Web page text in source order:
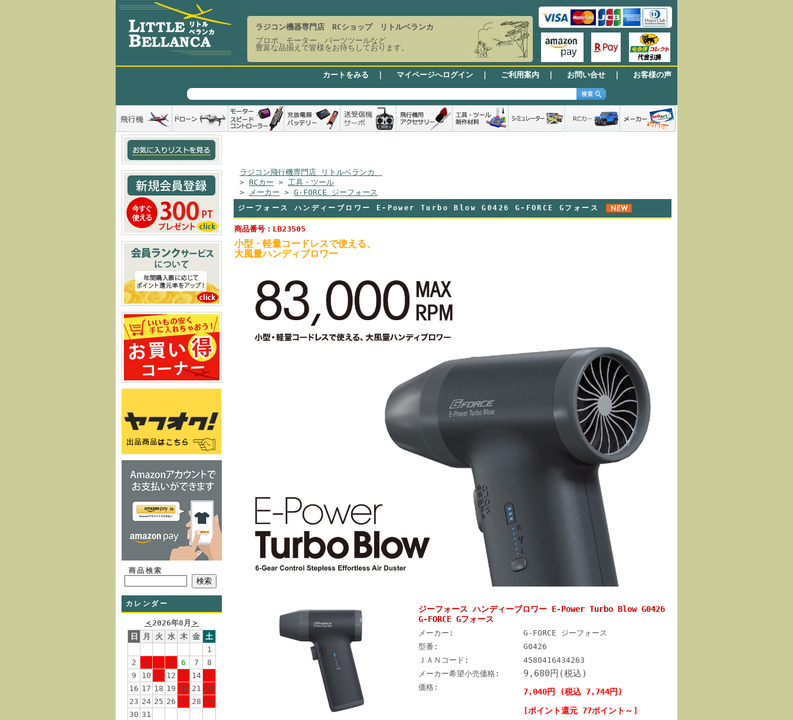
ラジコン機器専門店 RCショップ リトルベランカ
プロポ、モーター、パーツツールなど
豊富な品揃えで皆様をお待ちしております。
カートをみる マイページへログイン ご利用案内 お問い合せ お客様の声
商品検索
カレンダー
＜2026年8月 ＞
日
月 火 水 木 金 土
1
2
3 4 5 6 7
8
9
10 11 12 13 14 15
16 17 18 19 20 21 22
23 24 25 26 27 28 29
30 31
ラジコン飛行機専門店 リトルベランカ
> RCカー > 工具・ツール
>
メーカー > G-FORCE ジーフォース
ジーフォース ハンディーブロワー E-Power Turbo Blow G0426 G-FORCE Gフォース
商品番号：LB23505
小型・軽量コードレスで使える、
大風量ハンディブロワー
ジーフォース ハンディーブロワー E-Power Turbo Blow G0426
G-FORCE Gフォース
メーカー:
G-FORCE ジーフォース
型番:
G0426
ＪＡＮコード:
4580416434263
メーカー希望小売価格:
9,680円(税込)
価格:
7,040円 (税込 7,744円)
[ポイント還元 77ポイント～]